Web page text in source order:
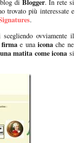
diBlogger. In rete si
trovato più interessate e
.
scegliendo ovviamente il
firmae unaiconache ne
una matita come icona si